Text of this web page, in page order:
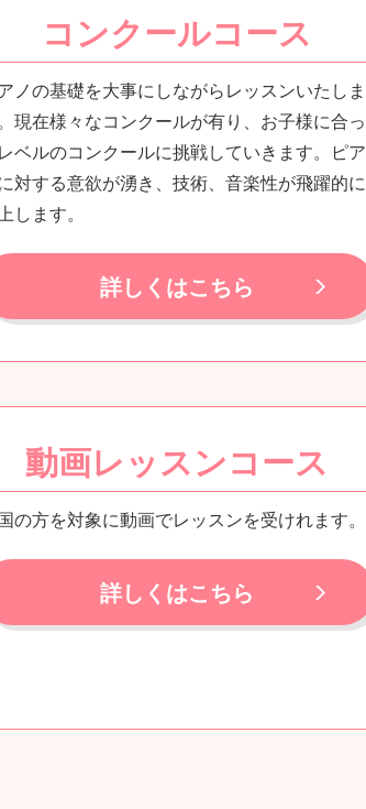
コンクールコース
ノの基礎を大事にしながらレッスンいたしま
現在様々なコンクールが有り、お子様に合っ
ベルのコンクールに挑戦していきます。ピア
対する意欲が湧き、技術、音楽性が飛躍的に
します。
詳しくはこちら
動画レッスンコース
の方を対象に動画でレッスンを受けれます。
詳しくはこちら